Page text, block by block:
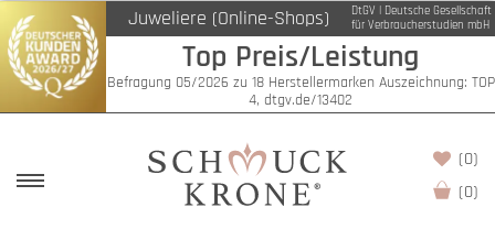
Juweliere (Online-Shops)
DtGV | Deutsche Gesellschaft
für Verbraucherstudien mbH
Top Preis/Leistung
Befragung 05/2026 zu 18 Herstellermarken Auszeichnung: TOP
4, dtgv.de/13402
(0)
(0)